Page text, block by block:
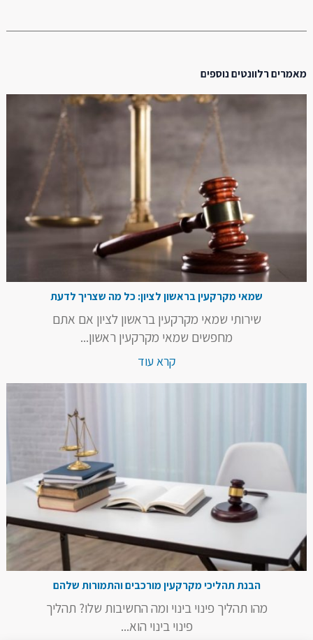
מאמרים רלוונטים נוספים
שמאי מקרקעין בראשון לציון: כל מה שצריך לדעת
שירותי שמאי מקרקעין בראשון לציון אם אתם
מחפשים שמאי מקרקעין ראשון...
קרא עוד
הבנת תהליכי מקרקעין מורכבים והתמורות שלהם
מהו תהליך פינוי בינוי ומה החשיבות שלו? תהליך
פינוי בינוי הוא...